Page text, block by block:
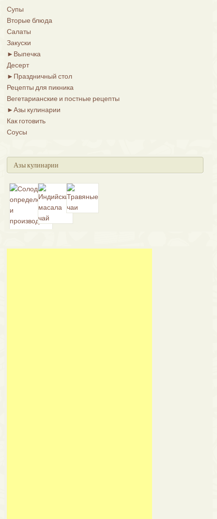
Супы
Вторые блюда
Салаты
Закуски
► Выпечка
Десерт
► Праздничный стол
Рецепты для пикника
Вегетарианские и постные рецепты
►Азы кулинарии
Как готовить
Соусы
Азы кулинарии